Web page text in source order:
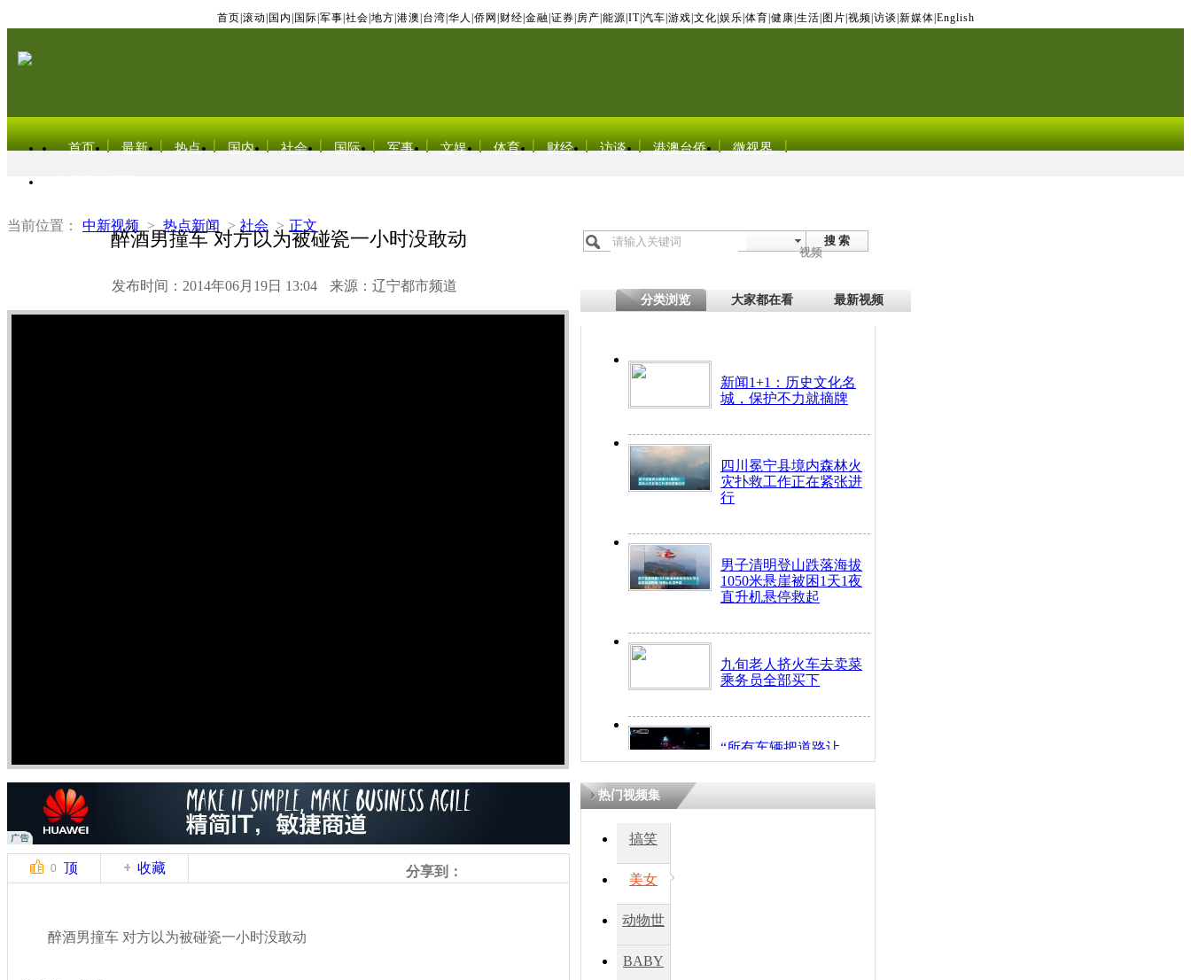
首页 滚动 国内 国际 军事 社会 地方 港澳 台湾 华人 侨网 财经 金融 证券 房产 能源 IT| 汽车 游戏 文化 娱乐 体育 健康 生活 图片 视频 访谈 新媒体 English
首页 最新 热点 国内 社会 国际 军事 文娱 体育 财经 访谈 港澳台侨 微视界
当前位置： 中新视频 > 热点新闻 > 社会 > 正文
醉酒男撞车 对方以为被碰瓷一小时没敢动
发布时间：2014年06月19日 13:04 来源：辽宁都市频道
搜 索
视频
分类浏览 大家都在看 最新视频
新闻1+1：历史文化名
城，保护不力就摘牌
四川冕宁县境内森林火
灾扑救工作正在紧张进
行
男子清明登山跌落海拔
1050米悬崖被困1天1夜
直升机悬停救起
九旬老人挤火车去卖菜
乘务员全部买下
“所有车辆把道路让
开！”儿童突发疾病交
0 顶 收藏 分享到：
醉酒男撞车 对方以为被碰瓷一小时没敢动
热门视频集
搞笑
美女
动物世
BABY